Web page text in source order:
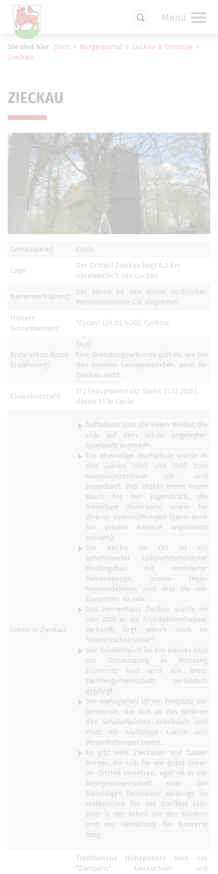
Menü
Sie sind hier Start Bürgerportal
Luckau & Ortsteile
Zieckau
ZIECKAU
Gemeindeteil: Caule
Lage:
Der Ortsteil Zieckau liegt 6,5 km
nordwestlich von Luckau
Namenserklärung:
Der Name ist von einem sorbischen
Personennamen CIK abgeleitet
Frühere
Schreibweisen:
"Zycan" (29.03.1420), Cynkow
Erste urkundliche
Erwähnung:
1420
Eine Gründungsurkunde gibt es, wie bei
den meisten Landgemeinden, auch für
Zieckau nicht.
Einwohnerzahl:
172 (Hauptwohnsitz Stand 31.12.2025),
davon 13 in Caule
Leben in Zieckau:
Auffallend sind die vielen Kinder, die
sich auf dem schön angelegten
Spielplatz austoben.
Die ehemalige Dorfschule wurde in
den Jahren 2003 und 2005 zum
Gemeindezentrum um- und
ausgebaut. Das Objekt bietet heute
Raum für den Jugendclub, die
Freiwillige Feuerwehr sowie für
diverse Veranstaltungen (kann auch
für private Anlässe angemietet
werden).
Die Kirche im Ort ist ein
sehenswerter spätmittelalterlicher
Findlingsbau mit renovierter
Patronatsloge, einem regen
Gemeindeleben und drei bis vier
Konzerten im Jahr.
Das Herrenhaus Zieckau wurde im
Jahr 2006 an ein Architektenehepaar
verkauft, liegt jedoch noch im
"Dornröschenschlaf".
Der Schäferteich ist ein kleines Idyll
am Ortsausgang in Richtung
Kümmritz und wird von einer
Pächtergemeinschaft vorbildlich
gepflegt.
Der Hahngarten ist ein Festplatz der
Gemeinde, der sich an das Gelände
des Schäferteiches anschließt und
Platz für vielfältige Events und
Veranstaltungen bietet.
Es gibt viele Zieckauer und Cauler
Bürger, die sich für ein gutes Leben
im Ortsteil einsetzen, egal ob in der
Jagdgenossenschaft oder der
Freiwilligen Feuerwehr vereinigt, im
Festkomitee für das Dorffest aktiv
oder in der Arbeit mit den Kindern
und der Gestaltung der Konzerte
tätig.
Traditionelle Höhepunkte sind das
"Zampern", Eierkuchen- und
vornehmen zu können wird die Berechtigung